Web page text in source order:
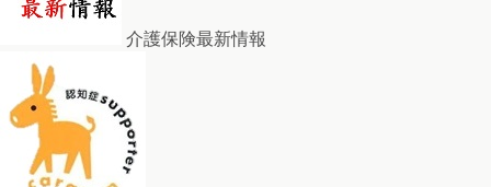
介護保険最新情報